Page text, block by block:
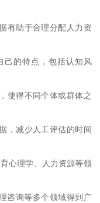
有助于合理分配人力资
己的特点，包括认知风
使得不同个体或群体之
，减少人工评估的时间
心理学、人力资源等领
咨询等多个领域得到广